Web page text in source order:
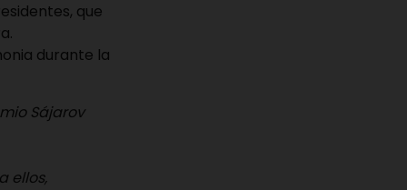
que
durante la
Sájarov
ellos,